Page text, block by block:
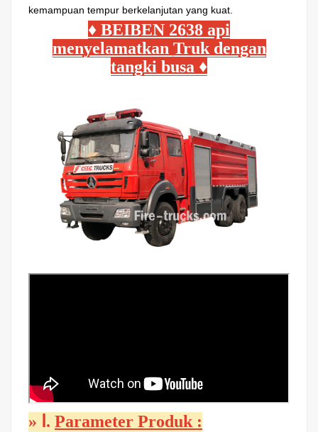
kemampuan tempur berkelanjutan yang kuat.
♦ BEIBEN 2638 api
menyelamatkan Truk dengan
tangki busa ♦
» Ⅰ. Parameter Produk :